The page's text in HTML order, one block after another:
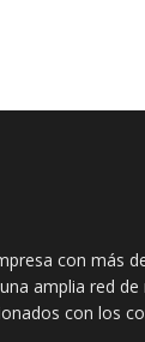
con más
amplia red
con los